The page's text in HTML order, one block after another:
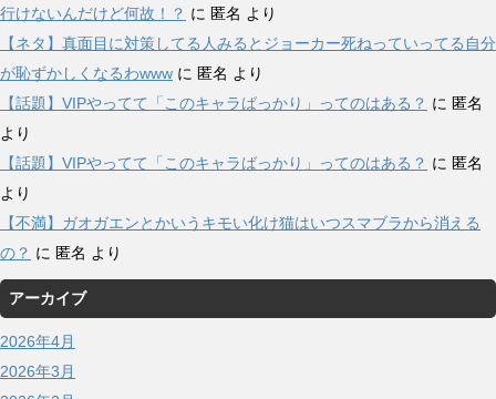
行けないんだけど何故！？ に 匿名 より
【ネタ】真面目に対策してる人みるとジョーカー死ねっていってる自分
が恥ずかしくなるわwww に 匿名 より
【話題】VIPやってて「このキャラばっかり」ってのはある？ に 匿名
より
【話題】VIPやってて「このキャラばっかり」ってのはある？ に 匿名
より
【不満】ガオガエンとかいうキモい化け猫はいつスマブラから消える
の？ に 匿名 より
アーカイブ
2026年4月
2026年3月